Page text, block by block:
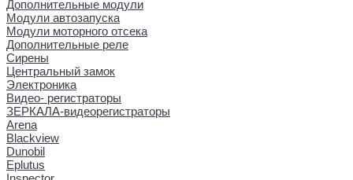
Дополнительные модули
Модули автозапуска
Модули моторного отсека
Дополнительные реле
Сирены
Центральный замок
Электроника
Видео- регистраторы
ЗЕРКАЛА-видеорегистраторы
Arena
Blackview
Dunobil
Eplutus